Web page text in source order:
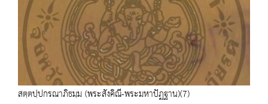
สตฺตปฺปกรณาภิธมฺม (พระสังคิณี-พระมหาปัฏฐาน)(7)